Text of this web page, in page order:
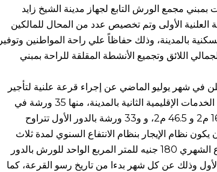
مجمع الورش التابع لجهاز مدينة الشيخ زايد
العلنية الأولى وتم تخصيص عدد من المحال للمالكين
بالمدينة، وذلك حفاظاً علي راحة المواطنين وتوفير
اللائق وتجميع الأنشطة المقلقة للراحة بمبني
في شهر يوليو الماضي عن إجراء قرعة علنية لتأجير
68 ورشة بمجمع الورش الكائن بمنطقة الخدمات الإقليمية الثانية بالمدينة، منها 35 ورشة في
الدور الأرضي بمساحات تتراوح بين 16.25 م2 و 46.5 م2، و و33 ورشة بالدور الأول تتراوح
بين 21 م2 و49 م2، على أن يكون نظام الإيجار بنظام الانتفاع السنوي لمدة ثلاث
سنوات، كما تقرر أن يكون مقابل الانتفاع الشهري 180 جنيه للمتر المربع الواحد للورش بالدور
بالدور الأول وذلك عن كل شهر بدءا من تاريخ رسو القرعة، كما